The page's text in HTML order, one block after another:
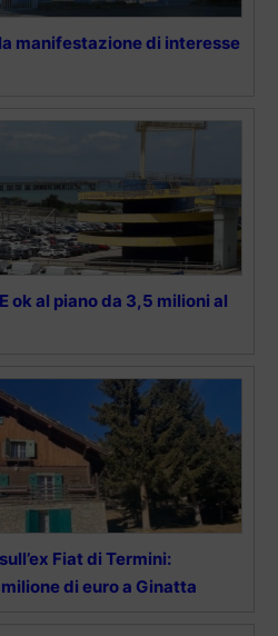
manifestazione di interesse
ok al piano da 3,5 milioni al
Fiat di Termini:
di euro a Ginatta